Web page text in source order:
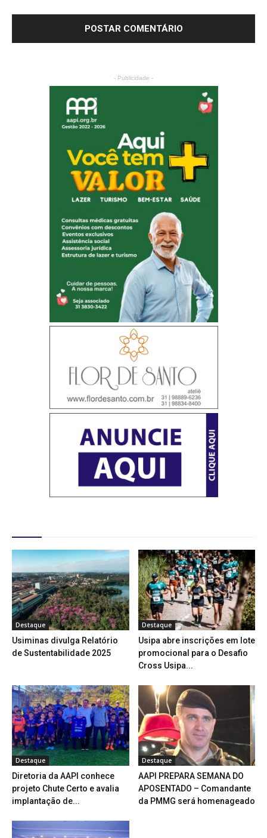
Destaque
Usiminas divulga Relatório
de Sustentabilidade 2025
Destaque
Usipa abre inscrições em lote
promocional para o Desafio
Cross Usipa...
Destaque
Diretoria da AAPI conhece
projeto Chute Certo e avalia
implantação de...
Destaque
AAPI PREPARA SEMANA DO
APOSENTADO – Comandante
da PMMG será homenageado